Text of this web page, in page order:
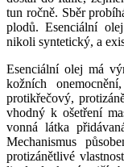
tun ročně. Sběr
plodů. Esenciální
nikoli syntetický, a
Esenciální olej má
kožních
protikřečový,
vhodný k ošetření
vonná látka
Mechanismus
protizánětlivé